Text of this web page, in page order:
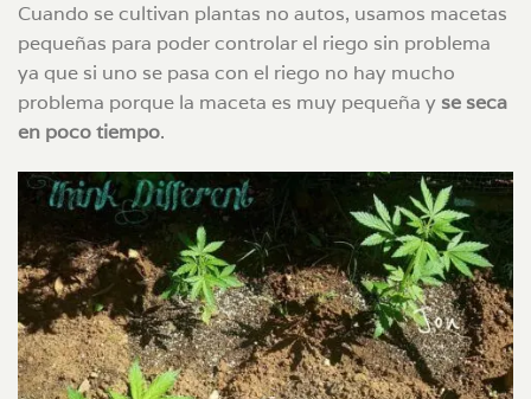
Cuando se cultivan plantas no autos, usamos macetas
pequeñas para poder controlar el riego sin problema
ya que si uno se pasa con el riego no hay mucho
problema porque la maceta es muy pequeña y se seca
en poco tiempo.